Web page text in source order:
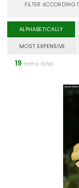
FILTER ACCORDING
ALPHABETICALLY
MOST EXPENSIVE
19 items total